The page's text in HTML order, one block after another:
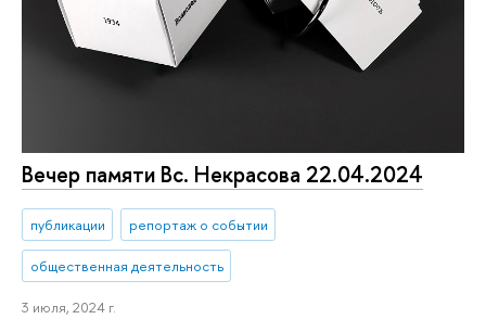
Вечер памяти Вс. Некрасова 22.04.2024
публикации репортаж о событии
общественная деятельность
3 июля, 2024 г.